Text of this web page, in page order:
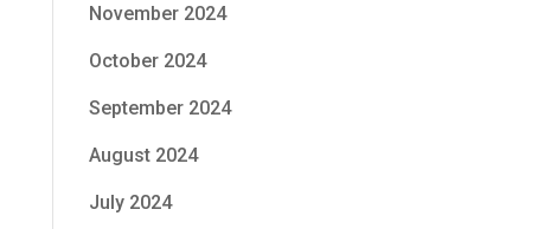
November 2024
October 2024
September 2024
August 2024
July 2024